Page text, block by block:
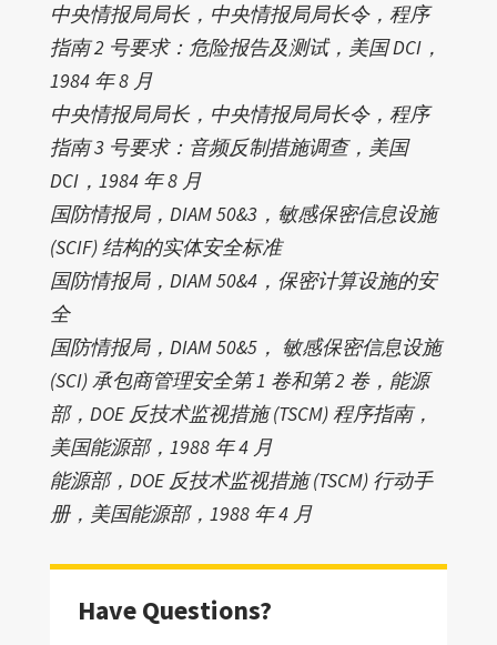
中央情报局局长，中央情报局局长令，程序
指南 2 号要求：危险报告及测试，美国 DCI，
1984 年 8 月
中央情报局局长，中央情报局局长令，程序
指南 3 号要求：音频反制措施调查，美国
DCI，1984 年 8 月
国防情报局，DIAM 50&3，敏感保密信息设施
(SCIF) 结构的实体安全标准
国防情报局，DIAM 50&4，保密计算设施的安
全
国防情报局，DIAM 50&5， 敏感保密信息设施
(SCI) 承包商管理安全第 1 卷和第 2 卷，能源
部，DOE 反技术监视措施 (TSCM) 程序指南，
美国能源部，1988 年 4 月
能源部，DOE 反技术监视措施 (TSCM) 行动手
册，美国能源部，1988 年 4 月
Have Questions?